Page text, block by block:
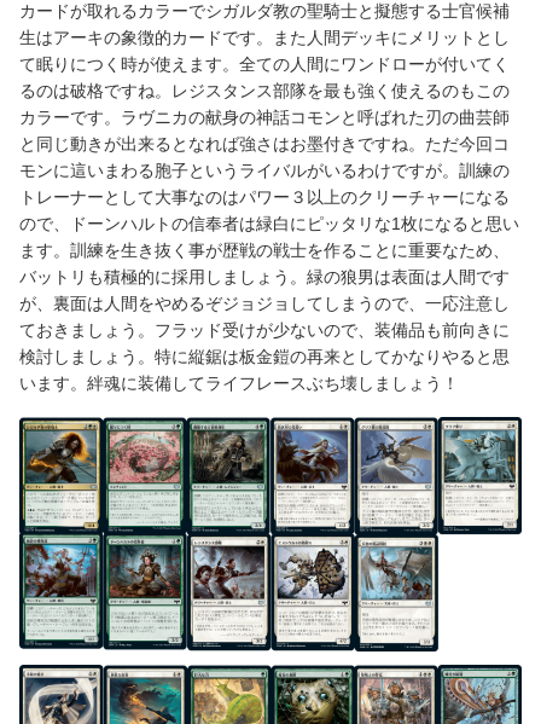
カードが取れるカラーでシガルダ教の聖騎士と擬態する士官候補
生はアーキの象徴的カードです。また人間デッキにメリットとし
て眠りにつく時が使えます。全ての人間にワンドローが付いてく
るのは破格ですね。レジスタンス部隊を最も強く使えるのもこの
カラーです。ラヴニカの献身の神話コモンと呼ばれた刃の曲芸師
と同じ動きが出来るとなれば強さはお墨付きですね。ただ今回コ
モンに這いまわる胞子というライバルがいるわけですが。訓練の
トレーナーとして大事なのはパワー３以上のクリーチャーになる
ので、ドーンハルトの信奉者は緑白にピッタリな1枚になると思い
ます。訓練を生き抜く事が歴戦の戦士を作ることに重要なため、
バットリも積極的に採用しましょう。緑の狼男は表面は人間です
が、裏面は人間をやめるぞジョジョしてしまうので、一応注意し
ておきましょう。フラッド受けが少ないので、装備品も前向きに
検討しましょう。特に縦鋸は板金鎧の再来としてかなりやると思
います。絆魂に装備してライフレースぶち壊しましょう！